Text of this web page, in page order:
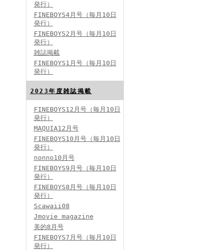
FINEBOYS2024年2月号
2024分バックナンバー
2023分バックナンバー
2022年分バックナンバー
2019年分バックナンバー
2018年分バックナンバー
2017年分バックナンバー
2016年分バックナンバー
2014年分バックナンバー
発行）
FINEBOYS4月号（毎月10日
発行）
FINEBOYS2月号（毎月10日
発行）
雑誌掲載
FINEBOYS1月号（毎月10日
発行）
2023年度雑誌掲載
FINEBOYS12月号（毎月10日
発行）
MAQUIA12月号
FINEBOYS10月号（毎月10日
発行）
nonno10月号
FINEBOYS9月号（毎月10日
発行）
FINEBOYS8月号（毎月10日
発行）
Scawaii08
Jmovie magazine
美的8月号
FINEBOYS7月号（毎月10日
発行）